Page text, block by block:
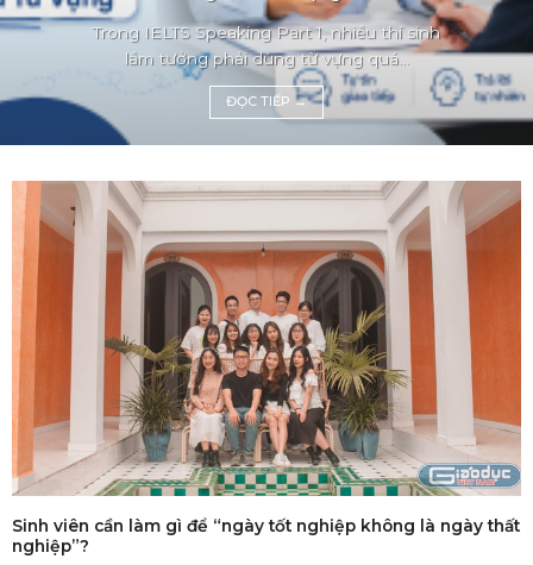
Trong IELTS Speaking Part 1, nhiều thí sinh
lầm tưởng phải dùng từ vựng quá...
ĐỌC TIẾP →
Sinh viên cần làm gì để “ngày tốt nghiệp không là ngày thất
nghiệp”?